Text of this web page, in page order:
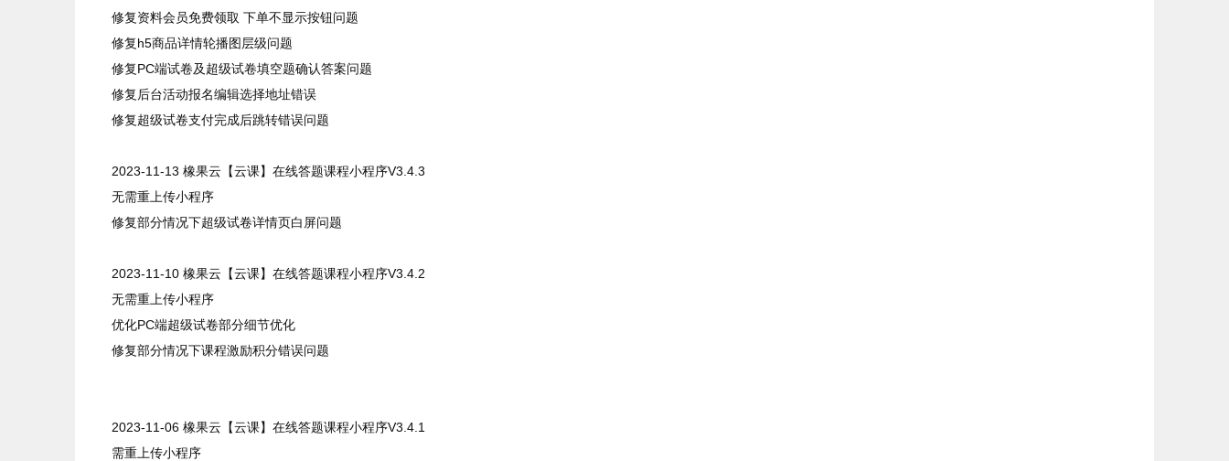
修复资料会员免费领取 下单不显示按钮问题
修复h5商品详情轮播图层级问题
修复PC端试卷及超级试卷填空题确认答案问题
修复后台活动报名编辑选择地址错误
修复超级试卷支付完成后跳转错误问题
2023-11-13 橡果云【云课】在线答题课程小程序V3.4.3
无需重上传小程序
修复部分情况下超级试卷详情页白屏问题
2023-11-10 橡果云【云课】在线答题课程小程序V3.4.2
无需重上传小程序
优化PC端超级试卷部分细节优化
修复部分情况下课程激励积分错误问题
2023-11-06 橡果云【云课】在线答题课程小程序V3.4.1
需重上传小程序